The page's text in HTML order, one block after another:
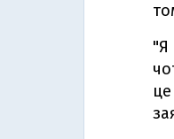
"Я